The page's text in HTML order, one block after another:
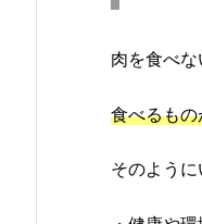
肉を食べ
食べるも
そのように